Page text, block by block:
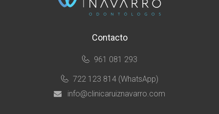
Contacto
961 081 293
722 123 814 (WhatsApp)
info@clinicaruiznavarro.com